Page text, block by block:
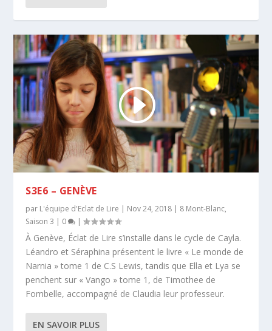
S3E6 – GENÈVE
par L'équipe d'Eclat de Lire | Nov 24, 2018 | 8 Mont-Blanc,
Saison 3 | 0 |
À Genève, Éclat de Lire s’installe dans le cycle de Cayla.
Léandro et Séraphina présentent le livre « Le monde de
Narnia » tome 1 de C.S Lewis, tandis que Ella et Lya se
penchent sur « Vango » tome 1, de Timothee de
Fombelle, accompagné de Claudia leur professeur.
EN SAVOIR PLUS